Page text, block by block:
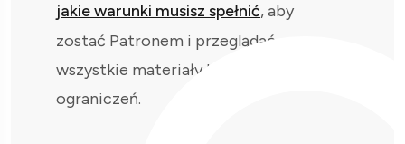
jakie warunki musisz spełnić, aby
zostać Patronem i przeglądać
wszystkie materiały bez
ograniczeń.